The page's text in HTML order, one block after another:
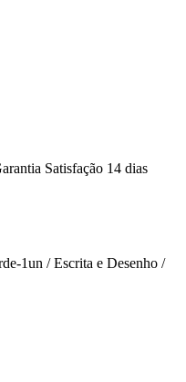
Satisfação 14 dias
1un / Escrita e Desenho /